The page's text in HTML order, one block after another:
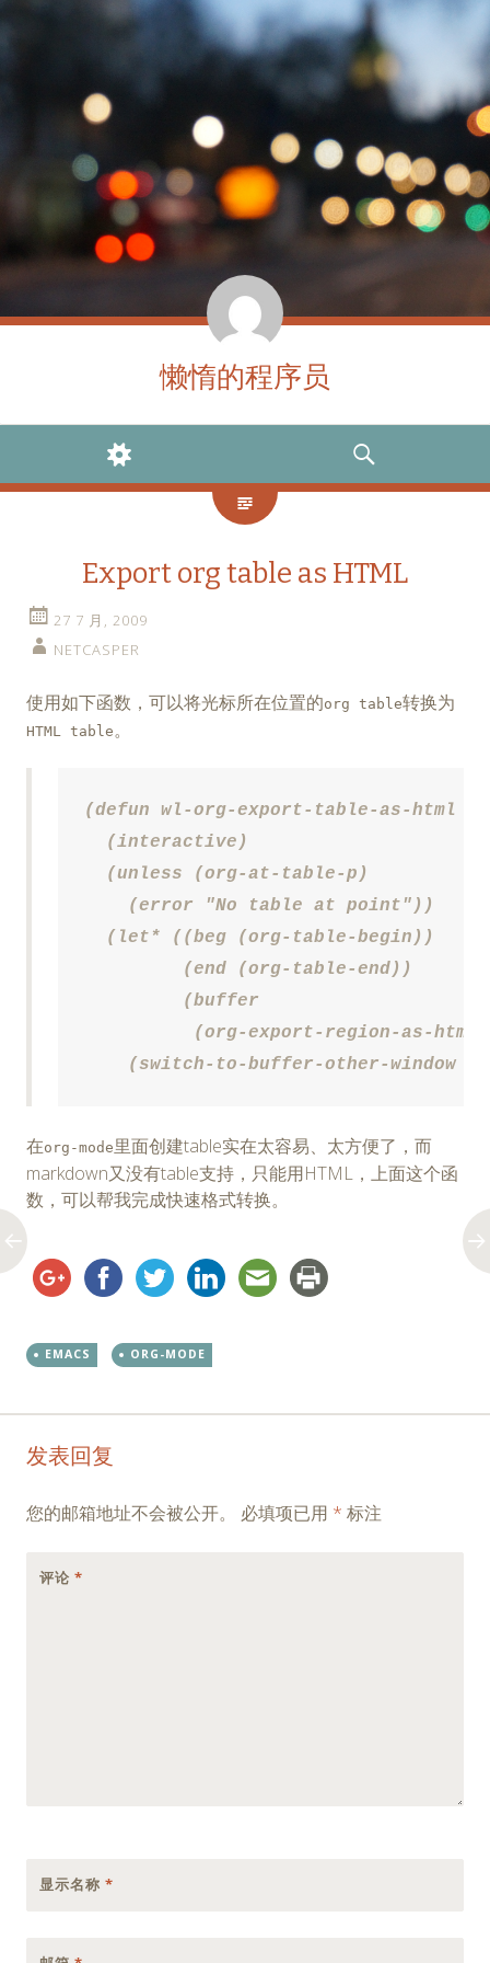
懒惰的程序员
WIDGETS
SEARCH
Export org table as HTML
27 7 月, 2009
NETCASPER
使用如下函数，可以将光标所在位置的org table转换为
HTML table。
(defun wl-org-export-table-as-html ()
  (interactive)
  (unless (org-at-table-p)
    (error "No table at point"))
  (let* ((beg (org-table-begin))
         (end (org-table-end))
         (buffer
(org-export-region-as-
(switch-to-buffer-other-window
在org-mode里面创建table实在太容易、太方便了，而
markdown又没有table支持，只能用HTML，上面这个函
数，可以帮我完成快速格式转换。
EMACS ORG-MODE
Post
navigation
发表回复
您的邮箱地址不会被公开。 必填项已用 * 标注
评论 *
显示名称 *